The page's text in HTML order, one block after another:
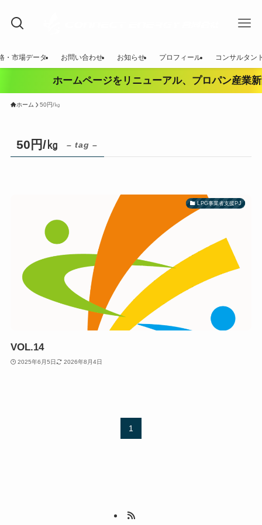
・市場データ お問い合わせ お知らせ プロフィール コンサルタン
ホームページをリニューアル、プロパン産業
ホーム 50円/㎏
50円/㎏ – tag –
LPG事業者支援PJ
VOL.14
2025年6月5日 2026年8月4日
1